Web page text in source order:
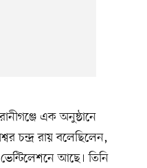
এক অনুষ্ঠানে
চন্দ্র রায় বলেছিলেন,
আছে। তিনি